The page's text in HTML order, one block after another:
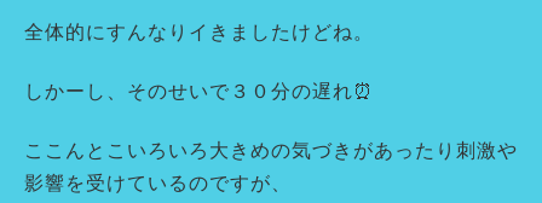
全体的にすんなりイきましたけどね。
しかーし、そのせいで３０分の遅れ⏰
ここんとこいろいろ大きめの気づきがあったり刺激や
影響を受けているのですが、